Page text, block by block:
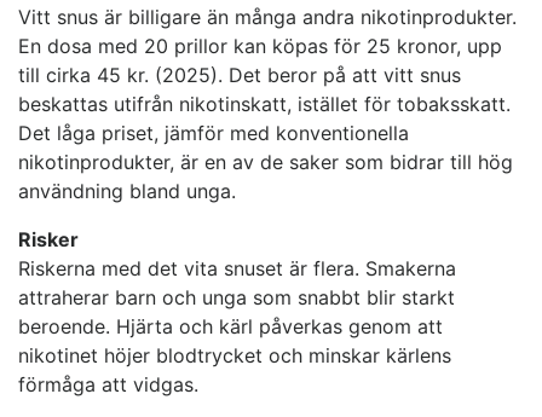
Vitt snus är billigare än många andra nikotinprodukter.
En dosa med 20 prillor kan köpas för 25 kronor, upp
till cirka 45 kr. (2025). Det beror på att vitt snus
beskattas utifrån nikotinskatt, istället för tobaksskatt.
Det låga priset, jämför med konventionella
nikotinprodukter, är en av de saker som bidrar till hög
användning bland unga.
Risker
Riskerna med det vita snuset är flera. Smakerna
attraherar barn och unga som snabbt blir starkt
beroende. Hjärta och kärl påverkas genom att
nikotinet höjer blodtrycket och minskar kärlens
förmåga att vidgas.